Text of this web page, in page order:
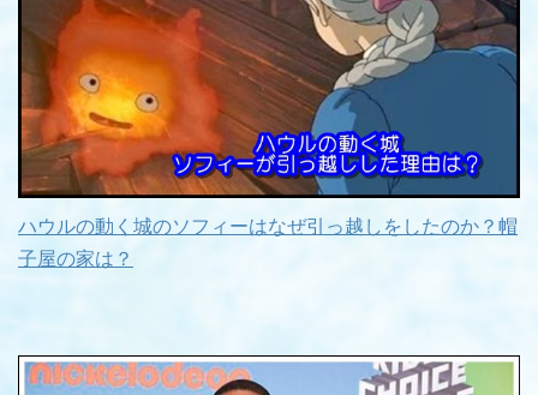
ハウルの動く城のソフィーはなぜ引っ越しをしたのか？帽
子屋の家は？